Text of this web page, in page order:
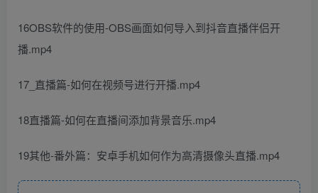
16OBS软件的使用-OBS画面如何导入到抖音直播伴侣开
播.mp4
17_直播篇-如何在视频号进行开播.mp4
18直播篇-如何在直播间添加背景音乐.mp4
19其他-番外篇：安卓手机如何作为高清摄像头直播.mp4